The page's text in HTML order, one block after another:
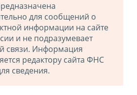
для сообщений о
информации на сайте
и не подразумевает
связи. Информация
редактору сайта ФНС
сведения.